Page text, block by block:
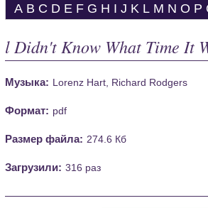
A B C D E F G H I J K L M N O P
l Didn't Know What Time It
Музыка: Lorenz Hart, Richard Rodgers
Формат: pdf
Размер файла: 274.6 Кб
Загрузили: 316 раз